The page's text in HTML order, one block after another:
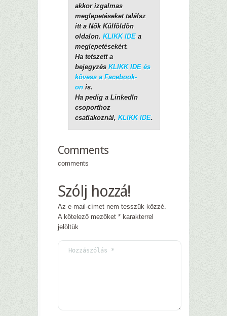
akkor izgalmas
meglepetéseket találsz
itt a Nők Külföldön
oldalon. KLIKK IDEa
meglepetésekért.
Ha tetszett a
bejegyzés KLIKK IDE és
kövess a Facebook-
onis.
Ha pedig a LinkedIn
csoporthoz
csatlakoznál, KLIKK IDE.
Comments
comments
Szólj hozzá!
Az e-mail-címet nem tesszük közzé.
A kötelező mezőket * karakterrel
jelöltük